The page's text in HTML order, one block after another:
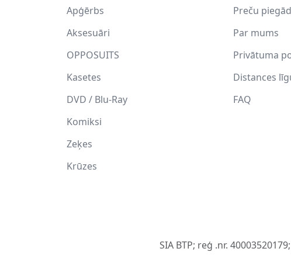
Apģērbs
Aksesuāri
OPPOSUITS
Kasetes
DVD / Blu-Ray
Komiksi
Zeķes
Krūzes
Preču
Par mums
Privātuma
Distances
FAQ
SIA BTP; reģ .nr.